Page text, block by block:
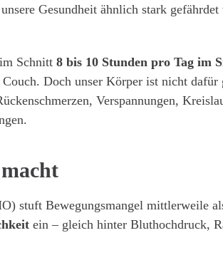
Gesundheit ähnlich stark
Schnitt 8 bis 10 Stunden pro Tag im
Doch unser Körper ist nicht
Verspannungen,
stuft Bewegungsmangel mittlerweile
ein – gleich hinter Bluthochdruck,